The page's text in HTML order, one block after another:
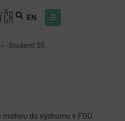
EN
> Studenti SŠ
do výzkumu v FGÚ